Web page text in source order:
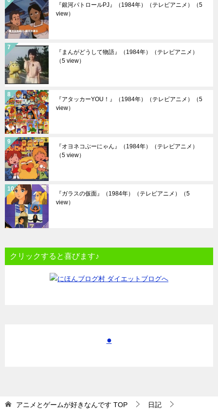
『銀河パトロールPJ』（1984年）（テレビアニメ）
（5
view）
『まんがどうして物語』（1984年）（テレビアニメ）
（5 view）
『アタッカーYOU！』（1984年）（テレビアニメ）
（5
view）
『オヨネコぶーにゃん』（1984年）（テレビアニメ）
（5 view）
『ガラスの仮面』（1984年）（テレビアニメ）
（5
view）
クリックすると喜びます♪
●
アニメとゲームが好きなんです TOP 日記